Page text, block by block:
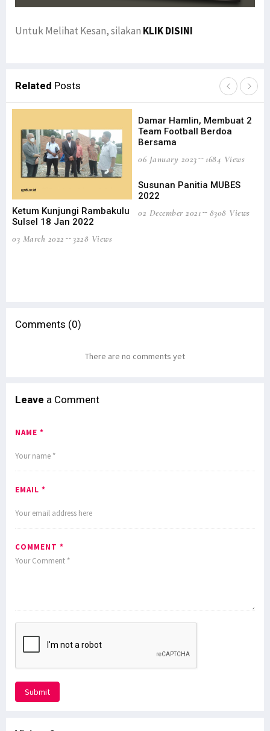
Untuk Melihat Kesan, silakan KLIK DISINI
Related Posts
Ketum Kunjungi Rambakulu
Sulsel 18 Jan 2022
03 March 2022
3228 Views
Damar Hamlin, Membuat 2
Team Football Berdoa
Bersama
06 January 2023
1684 Views
Susunan Panitia MUBES
2022
02 December 2021
8308 Views
Comments (0)
There are no comments yet
Leave a Comment
NAME *
EMAIL *
COMMENT *
Submit